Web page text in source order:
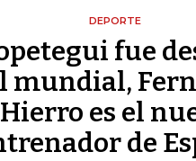
DEPORTE
fue
mundial,
Hierro es el
de